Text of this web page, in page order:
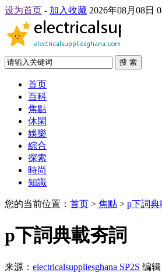
设为首页 - 加入收藏 2026年08月08日
搜 索
首页
百科
焦點
休閑
娛樂
綜合
探索
時尚
知識
您的当前位置： 首页 > 焦點 > p下詞典
p下詞典載夯詞
来源： electricalsuppliesghana SP2S 编